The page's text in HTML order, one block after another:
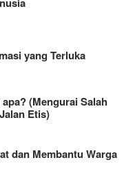
yang Terluka
(Mengurai Salah
Etis)
dan Membantu Warga